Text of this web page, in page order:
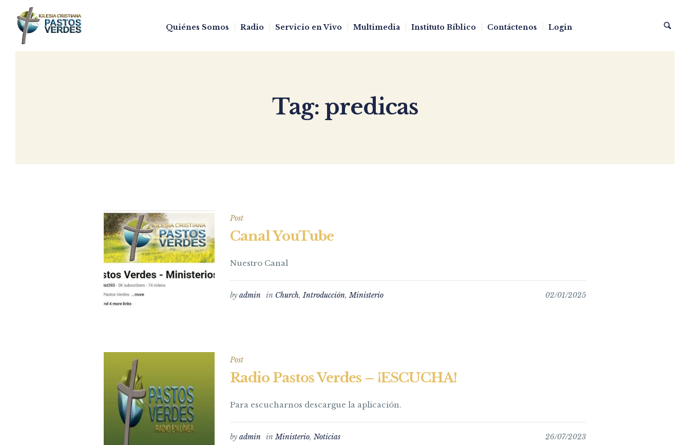
Quiénes Somos Radio Servicio en Vivo Multimedia Instituto Bíblico Contáctenos Login
Tag: predicas
Post
Canal YouTube
Nuestro Canal
02/01/2025
byadmin in Church,Introducción,Ministerio
Post
Radio Pastos Verdes – ¡ESCUCHA!
Para escucharnos descargue la aplicación.
26/07/2023
byadmin inMinisterio,Noticias